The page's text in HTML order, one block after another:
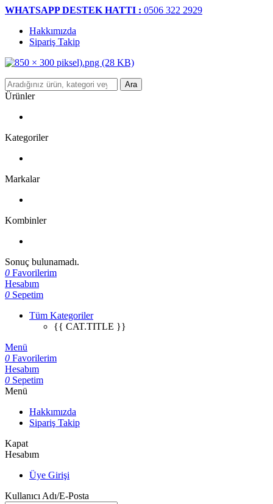
WHATSAPP DESTEK HATTI : 0506 322 2929
Hakkımızda
Sipariş Takip
Ara
Ürünler
Kategoriler
Markalar
Kombinler
Sonuç bulunamadı.
0 Favorilerim
Hesabım
0 Sepetim
Tüm Kategoriler
{{ CAT.TITLE }}
Menü
0 Favorilerim
Hesabım
0 Sepetim
Menü
Hakkımızda
Sipariş Takip
Kapat
Hesabım
Üye Girişi
Kullanıcı Adı/E-Posta